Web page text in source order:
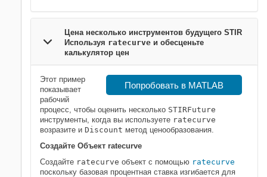
Цена несколько инструментов будущего STIR
Используя ratecurve и обесценьте
калькулятор цен
Попробовать в MATLAB
Этот пример
показывает
рабочий
процесс, чтобы оценить несколько STIRFuture
инструменты, когда вы используете ratecurve
возразите и Discount метод ценообразования.
Создайте Объект ratecurve
Создайте ratecurve объект с помощью ratecurve
поскольку базовая процентная ставка изгибается для